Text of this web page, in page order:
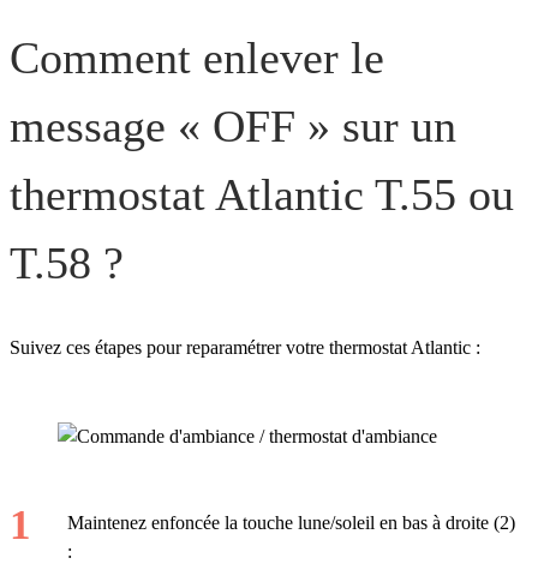
Comment enlever le
message « OFF » sur un
thermostat Atlantic T.55 ou
T.58 ?
Suivez ces étapes pour reparamétrer votre thermostat Atlantic :
Maintenez enfoncée la touche lune/soleil en bas à droite (2)
: